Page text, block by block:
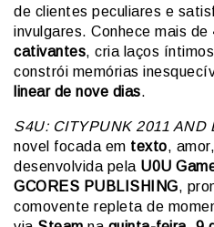
de clientes peculiares e
invulgares. Conhece mais de
cativantes, cria laços
constrói memórias
linear de nove dias.
S4U: CITYPUNK 2011 AND
novel focada em texto,
desenvolvida pela U0U
GCORES PUBLISHING,
comovente repleta de